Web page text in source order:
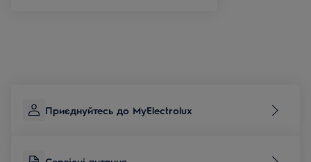
Приєднуйтесь до MyElectrolux